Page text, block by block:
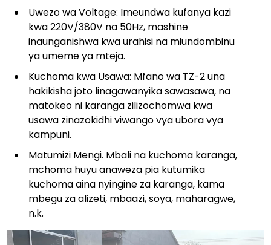
Uwezo wa Voltage: Imeundwa kufanya kazi
kwa 220V/380V na 50Hz, mashine
inaunganishwa kwa urahisi na miundombinu
ya umeme ya mteja.
Kuchoma kwa Usawa: Mfano wa TZ-2 una
hakikisha joto linagawanyika sawasawa, na
matokeo ni karanga zilizochomwa kwa
usawa zinazokidhi viwango vya ubora vya
kampuni.
Matumizi Mengi. Mbali na kuchoma karanga,
mchoma huyu anaweza pia kutumika
kuchoma aina nyingine za karanga, kama
mbegu za alizeti, mbaazi, soya, maharagwe,
n.k.